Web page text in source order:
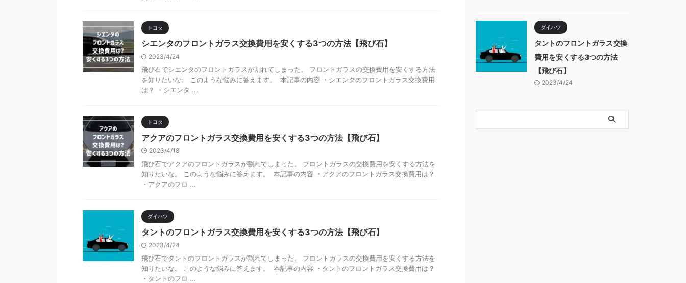
トヨタ
シエンタのフロントガラス交換費用を安くする3つの方法【飛び石】
2023/4/24
飛び石でシエンタのフロントガラスが割れてしまった。 フロントガラスの交換費用を安くする方法
を知りたいな。 このような悩みに答えます。 本記事の内容 ・シエンタのフロントガラス交換費用
は？ ・シエンタ ...
トヨタ
アクアのフロントガラス交換費用を安くする3つの方法【飛び石】
2023/4/18
飛び石でアクアのフロントガラスが割れてしまった。 フロントガラスの交換費用を安くする方法を
知りたいな。 このような悩みに答えます。 本記事の内容 ・アクアのフロントガラス交換費用は？
・アクアのフロ ...
ダイハツ
タントのフロントガラス交換費用を安くする3つの方法【飛び石】
2023/4/24
飛び石でタントのフロントガラスが割れてしまった。 フロントガラスの交換費用を安くする方法を
知りたいな。 このような悩みに答えます。 本記事の内容 ・タントのフロントガラス交換費用は？
・タントのフロ ...
ダイハツ
タントのフロントガラス交換
費用を安くする3つの方法
【飛び石】
2023/4/24